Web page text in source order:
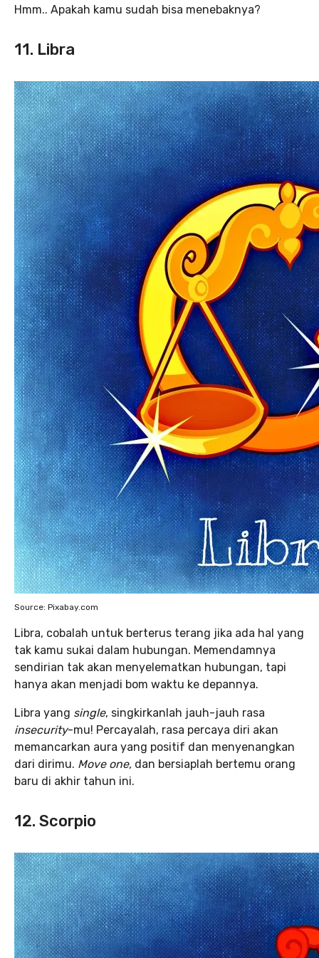
Hmm.. Apakah kamu sudah bisa menebaknya?
11. Libra
Source: Pixabay.com
Libra, cobalah untuk berterus terang jika ada hal yang
tak kamu sukai dalam hubungan. Memendamnya
sendirian tak akan menyelematkan hubungan, tapi
hanya akan menjadi bom waktu ke depannya.
Libra yang single, singkirkanlah jauh-jauh rasa
insecurity-mu! Percayalah, rasa percaya diri akan
memancarkan aura yang positif dan menyenangkan
dari dirimu. Move one, dan bersiaplah bertemu orang
baru di akhir tahun ini.
12. Scorpio